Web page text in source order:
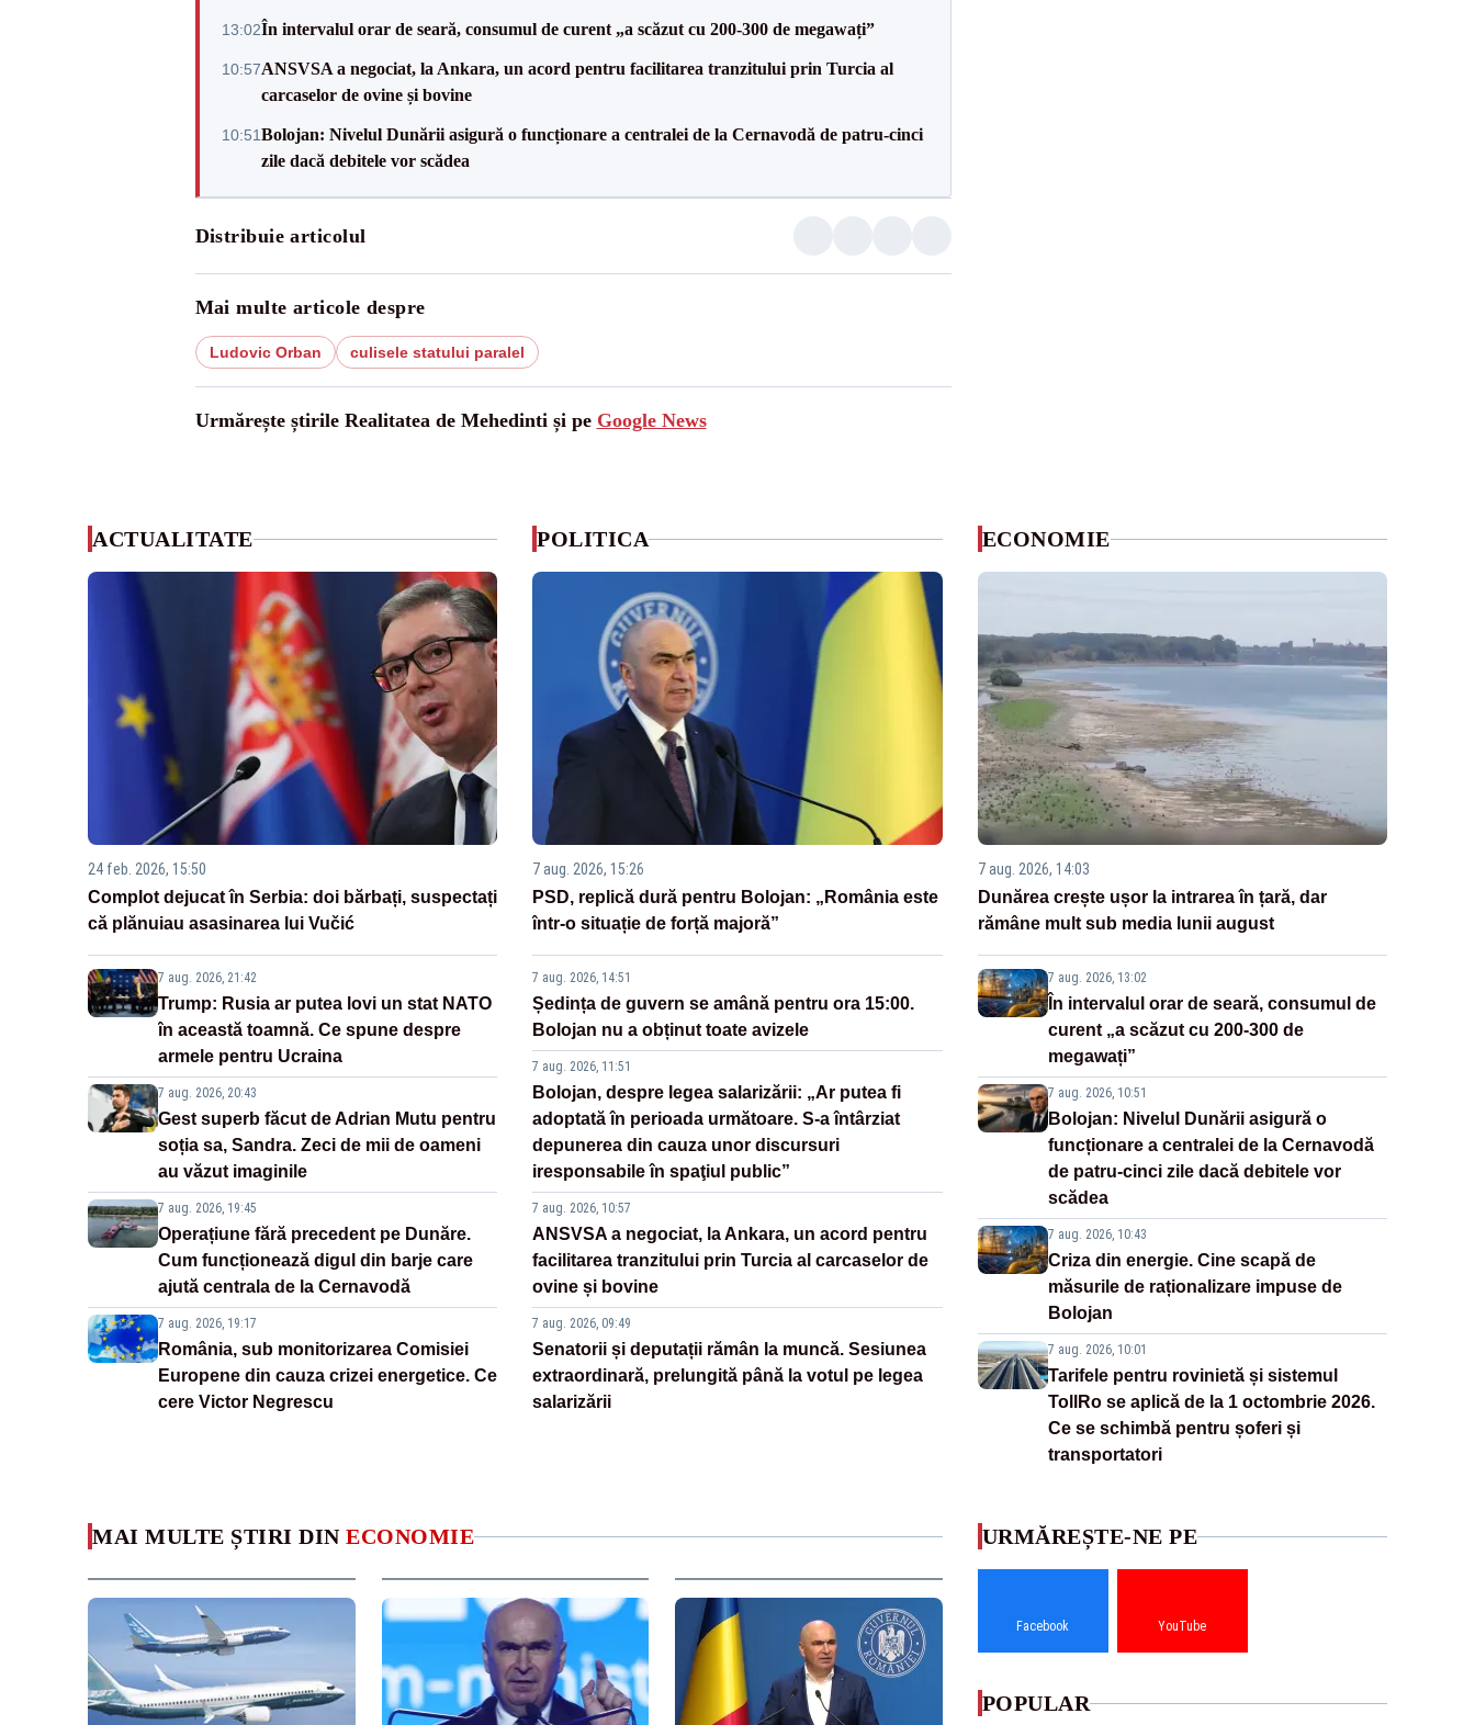
13:02În intervalul orar de seară, consumul de curent „a scăzut cu 200-300 de megawați”
10:57ANSVSA a negociat, la Ankara, un acord pentru facilitarea tranzitului prin Turcia al
carcaselor de ovine și bovine
10:51Bolojan: Nivelul Dunării asigură o funcționare a centralei de la Cernavodă de patru-cinci
zile dacă debitele vor scădea
Distribuie articolul
Mai multe articole despre
Ludovic Orban culisele statului paralel
Urmărește știrile Realitatea de Mehedinti și pe Google News
ACTUALITATE
24 feb. 2026, 15:50
Complot dejucat în Serbia: doi bărbați, suspectați
că plănuiau asasinarea lui Vučić
7 aug. 2026, 21:42
Trump: Rusia ar putea lovi un stat NATO
în această toamnă. Ce spune despre
armele pentru Ucraina
7 aug. 2026, 20:43
Gest superb făcut de Adrian Mutu pentru
soția sa, Sandra. Zeci de mii de oameni
au văzut imaginile
7 aug. 2026, 19:45
Operațiune fără precedent pe Dunăre.
Cum funcționează digul din barje care
ajută centrala de la Cernavodă
7 aug. 2026, 19:17
România, sub monitorizarea Comisiei
Europene din cauza crizei energetice. Ce
cere Victor Negrescu
POLITICA
7 aug. 2026, 15:26
PSD, replică dură pentru Bolojan: „România este
într-o situație de forță majoră”
7 aug. 2026, 14:51
Ședința de guvern se amână pentru ora 15:00.
Bolojan nu a obținut toate avizele
7 aug. 2026, 11:51
Bolojan, despre legea salarizării: „Ar putea fi
adoptată în perioada următoare. S-a întârziat
depunerea din cauza unor discursuri
iresponsabile în spaţiul public”
7 aug. 2026, 10:57
ANSVSA a negociat, la Ankara, un acord pentru
facilitarea tranzitului prin Turcia al carcaselor de
ovine și bovine
7 aug. 2026, 09:49
Senatorii și deputații rămân la muncă. Sesiunea
extraordinară, prelungită până la votul pe legea
salarizării
ECONOMIE
7 aug. 2026, 14:03
Dunărea crește ușor la intrarea în țară, dar
rămâne mult sub media lunii august
7 aug. 2026, 13:02
În intervalul orar de seară, consumul de
curent „a scăzut cu 200-300 de
megawați”
7 aug. 2026, 10:51
Bolojan: Nivelul Dunării asigură o
funcționare a centralei de la Cernavodă
de patru-cinci zile dacă debitele vor
scădea
7 aug. 2026, 10:43
Criza din energie. Cine scapă de
măsurile de raționalizare impuse de
Bolojan
7 aug. 2026, 10:01
Tarifele pentru rovinietă și sistemul
TollRo se aplică de la 1 octombrie 2026.
Ce se schimbă pentru șoferi și
transportatori
MAI MULTE ȘTIRI DIN ECONOMIE URMĂREȘTE-NE PE
Facebook YouTube
POPULAR